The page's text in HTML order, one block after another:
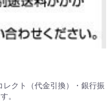
クト（代金引換）・銀行振
。